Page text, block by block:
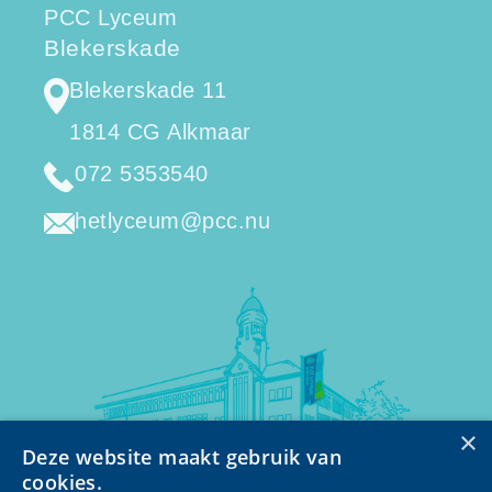
PCC Lyceum
Blekerskade
Blekerskade 11
1814 CG Alkmaar
072 5353540
hetlyceum@pcc.nu
×
Deze website maakt gebruik van
cookies.